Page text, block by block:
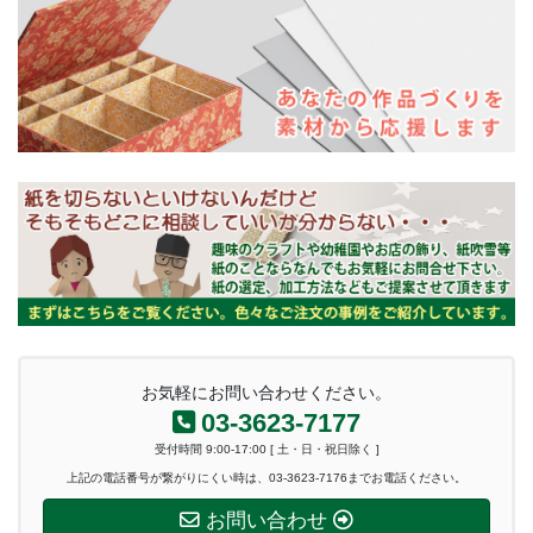
お気軽にお問い合わせください。
03-3623-7177
受付時間 9:00-17:00 [ 土・日・祝日除く ]
上記の電話番号が繋がりにくい時は、03-3623-7176までお電話ください。
お問い合わせ